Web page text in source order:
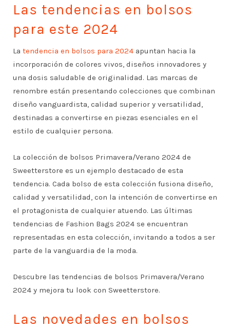
Las tendencias en bolsos
para este 2024
La tendencia en bolsos para 2024 apuntan hacia la
incorporación de colores vivos, diseños innovadores y
una dosis saludable de originalidad. Las marcas de
renombre están presentando colecciones que combinan
diseño vanguardista, calidad superior y versatilidad,
destinadas a convertirse en piezas esenciales en el
estilo de cualquier persona.
La colección de bolsos Primavera/Verano 2024 de
Sweetterstore es un ejemplo destacado de esta
tendencia. Cada bolso de esta colección fusiona diseño,
calidad y versatilidad, con la intención de convertirse en
el protagonista de cualquier atuendo. Las últimas
tendencias de Fashion Bags 2024 se encuentran
representadas en esta colección, invitando a todos a ser
parte de la vanguardia de la moda.
Descubre las tendencias de bolsos Primavera/Verano
2024 y mejora tu look con Sweetterstore.
Las novedades en bolsos